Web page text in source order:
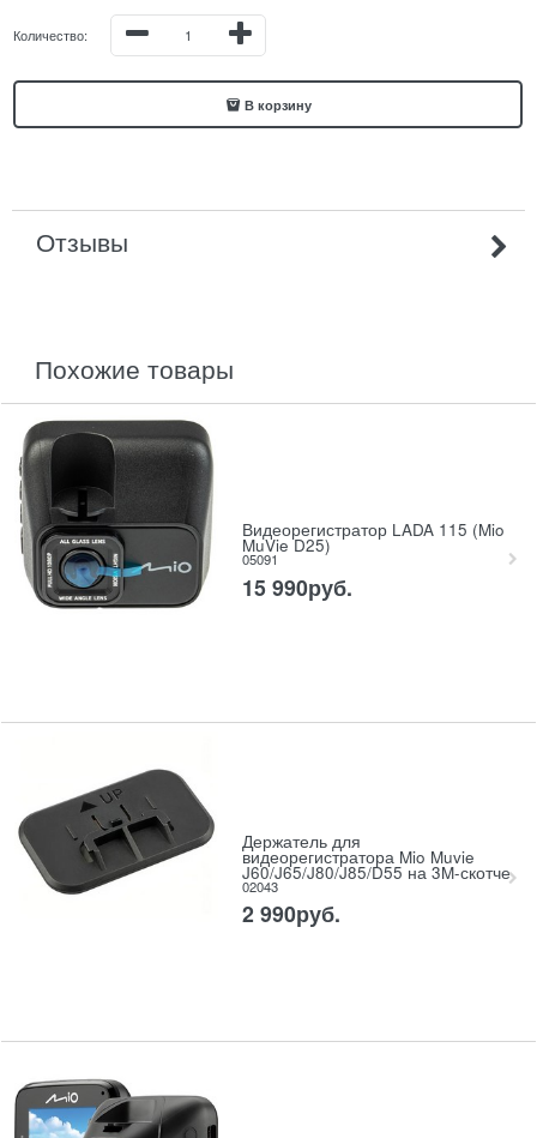
Количество:
В корзину
Отзывы
похожие товары
Видеорегистратор LADA 115 (Mio
MuVie D25)
05091
15 990руб.
Держатель для
видеорегистратора Mio Muvie
J60/J65/J80/J85/D55 на 3M-скотче
02043
2 990руб.